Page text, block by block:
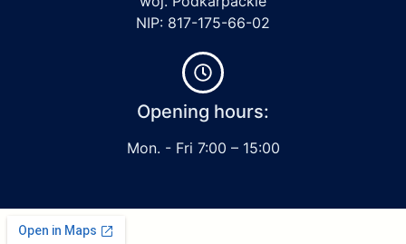
NIP: 817-175-66-02
Opening hours:
Mon. - Fri 7:00 – 15:00